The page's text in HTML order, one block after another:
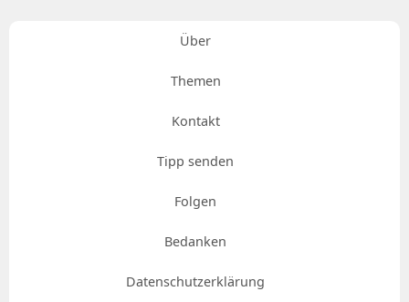
Über
Themen
Kontakt
Tipp senden
Folgen
Bedanken
Datenschutzerklärung